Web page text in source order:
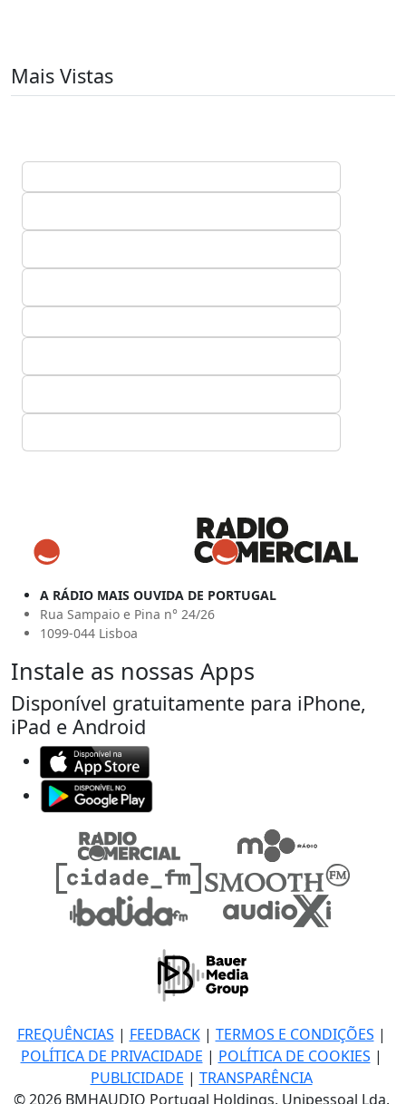
Mais Vistas
A RÁDIO MAIS OUVIDA DE PORTUGAL
Rua Sampaio e Pina n° 24/26
1099-044 Lisboa
Instale as nossas Apps
Disponível gratuitamente para iPhone,
iPad e Android
FREQUÊNCIAS | FEEDBACK| TERMOS E CONDIÇÕES |
POLÍTICA DE PRIVACIDADE | POLÍTICA DE COOKIES |
PUBLICIDADE | TRANSPARÊNCIA
© 2026 BMHAUDIO Portugal Holdings, Unipessoal Lda.